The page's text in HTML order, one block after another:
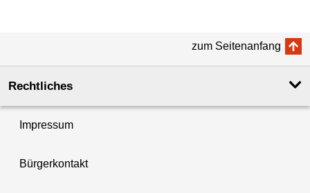
zum Seitenanfang
Rechtliches
Impressum
Bürgerkontakt